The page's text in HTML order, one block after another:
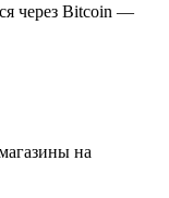
через Bitcoin —
на